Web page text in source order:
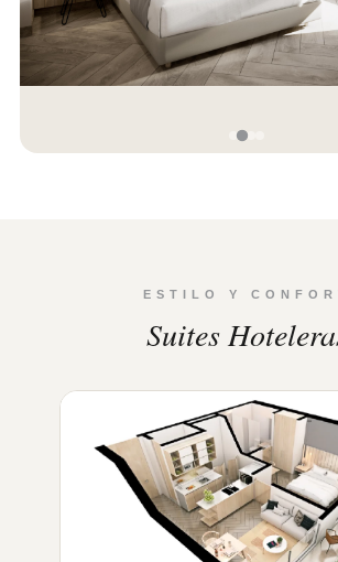
ESTILO Y
Suites